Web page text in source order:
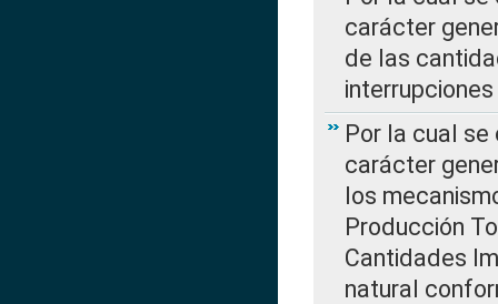
carácter
de las
Por la cual
carácter
los
Producción
Cantidades
natural